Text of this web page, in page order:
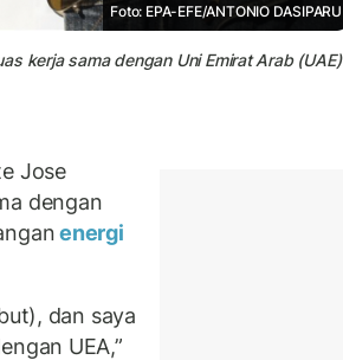
Foto: EPA-EFE/ANTONIO DASIPARU
kerja sama dengan Uni Emirat Arab (UAE)
Jose
dengan
energi
dan saya
UEA,”